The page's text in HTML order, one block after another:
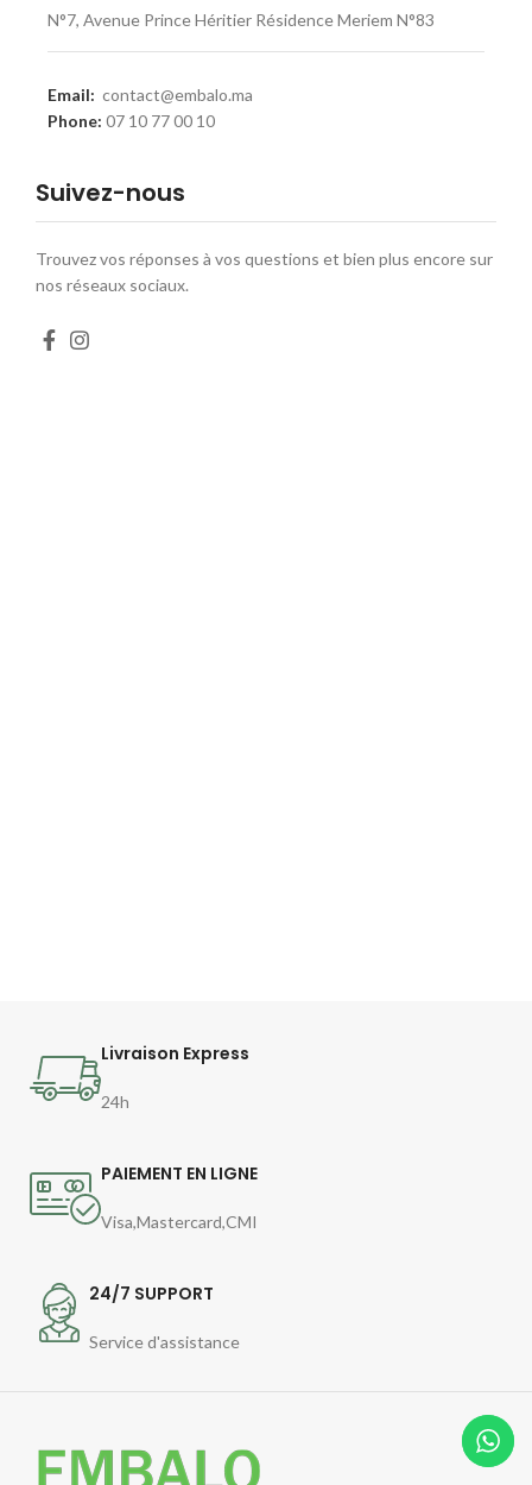
N°7, Avenue Prince Héritier Résidence Meriem N°83
Email: contact@embalo.ma
Phone: 07 10 77 00 10
Suivez-nous
Trouvez vos réponses à vos questions et bien plus encore sur
nos réseaux sociaux.
Livraison Express
24h
PAIEMENT EN LIGNE
Visa,Mastercard,CMI
24/7 SUPPORT
Service d'assistance